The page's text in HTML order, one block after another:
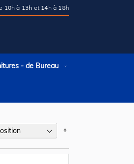
10h à 13h et 14h à 18h
- de Bureau